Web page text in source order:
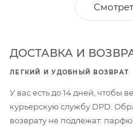
ДОСТАВКА И
ЛЕГКИЙ И УДОБНЫЙ ВОЗВРАТ
У вас есть до 14 дней, чтобы
курьерскую службу DPD.
возврату не подлежат: